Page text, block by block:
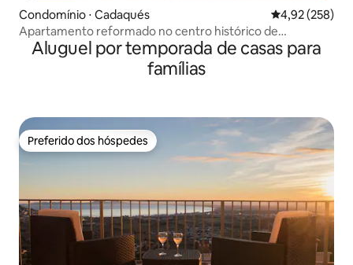
Condomínio ⋅ Cadaqués 4,92 de uma
4,92 (258)
Apartamento reformado no centro histórico de
Cadaqués
Aluguel por temporada de casas para
famílias
Preferido dos hóspedes
Preferido dos hóspedes